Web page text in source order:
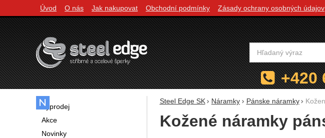
Steel Edge SK Náramky Pánske náramky
Kožené náramky
Výprodej
Akce
Novinky
Navigácia
Úvod O nás Jak nakupovat Obchodní podmínky Zásady ochrany osobných údajov
Vyhľadávanie
+420